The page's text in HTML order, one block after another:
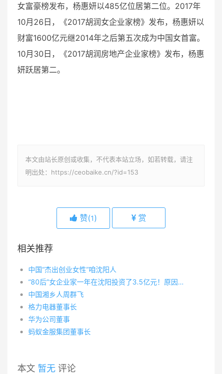
女富豪榜发布，杨惠妍以485亿位居第二位。 2017年
10月26日，《2017胡润女企业家榜》发布，杨惠妍以
财富1600亿元继2014年之后第五次成为中国女首富。
10月30日，《2017胡润房地产企业家榜》发布，杨惠
妍跃居第二。
本文由站长原创或收集，不代表本站立场，如若转载，请注
明出处：https://ceobaike.cn/?id=153
赞(1) 赏
相关推荐
中国“杰出创业女性”咱沈阳人
“80后”女企业家一年在沈阳投资了3.5亿元！原因是……
中国湘乡人周群飞
格力电器董事长
华为公司董事
蚂蚁金服集团董事长
本文 暂无 评论